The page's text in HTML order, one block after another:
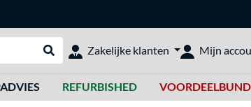
Webshop doorzoeken
Zakelijke klanten Mijn
REFURBISHED